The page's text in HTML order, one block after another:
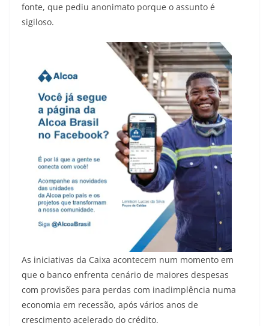
fonte, que pediu anonimato porque o assunto é
sigiloso.
As iniciativas da Caixa acontecem num momento em
que o banco enfrenta cenário de maiores despesas
com provisões para perdas com inadimplência numa
economia em recessão, após vários anos de
crescimento acelerado do crédito.